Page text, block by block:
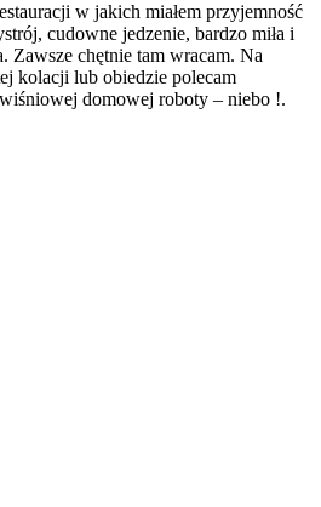
w jakich miałem przyjemność
cudowne jedzenie, bardzo miła i
Zawsze chętnie tam wracam. Na
kolacji lub obiedzie polecam
domowej roboty – niebo !.